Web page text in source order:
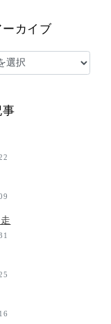
ーカイブ
事